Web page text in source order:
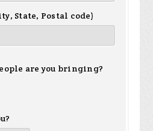
State, Postal code)
are you bringing?